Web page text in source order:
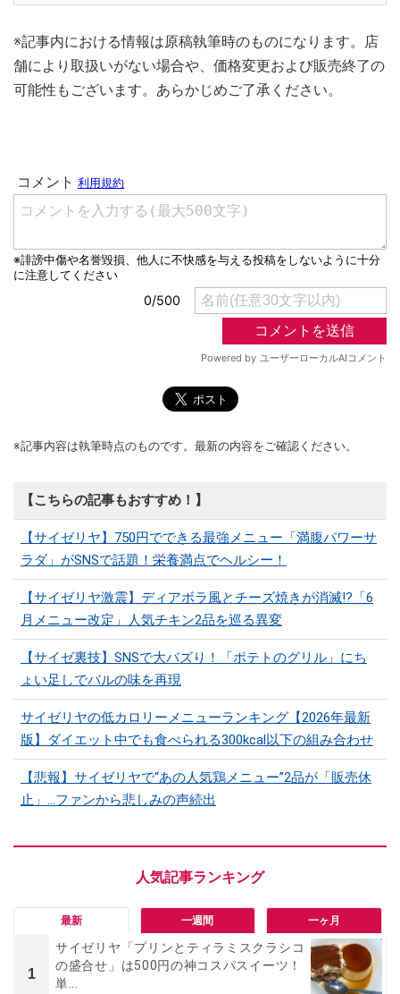
※記事内における情報は原稿執筆時のものになります。店
舗により取扱いがない場合や、価格変更および販売終了の
可能性もございます。あらかじめご了承ください。
※記事内容は執筆時点のものです。最新の内容をご確認ください。
【こちらの記事もおすすめ！】
【サイゼリヤ】750円でできる最強メニュー「満腹パワーサ
ラダ」がSNSで話題！栄養満点でヘルシー！
【サイゼリヤ激震】ディアボラ風とチーズ焼きが消滅!?「6
月メニュー改定」人気チキン2品を巡る異変
【サイゼ裏技】SNSで大バズり！「ポテトのグリル」にち
ょい足しでバルの味を再現
サイゼリヤの低カロリーメニューランキング【2026年最新
版】ダイエット中でも食べられる300kcal以下の組み合わせ
【悲報】サイゼリヤで“あの人気鶏メニュー”2品が「販売休
止」…ファンから悲しみの声続出
最新 一週間 一ヶ月
1
サイゼリヤ「プリンとティラミスクラシコ
の盛合せ」は500円の神コスパスイーツ！
単...